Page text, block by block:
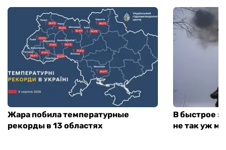
Жара побила температурные
рекорды в 13 областях
В быстрое
не так уж